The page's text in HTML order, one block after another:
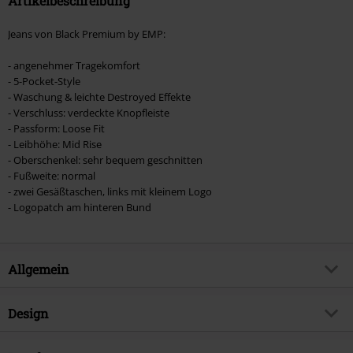
Jeans von Black Premium by EMP:
- angenehmer Tragekomfort
- 5-Pocket-Style
- Waschung & leichte Destroyed Effekte
- Verschluss: verdeckte Knopfleiste
- Passform: Loose Fit
- Leibhöhe: Mid Rise
- Oberschenkel: sehr bequem geschnitten
- Fußweite: normal
- zwei Gesäßtaschen, links mit kleinem Logo
- Logopatch am hinteren Bund
Allgemein
Artikelnummer:
Design